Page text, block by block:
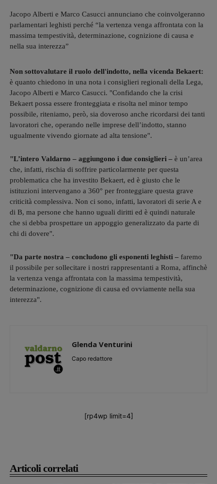
Articoli correlati
Jacopo Alberti e Marco Casucci annunciano che coinvolgeranno
parlamentari leghisti perché “la vertenza venga affrontata con la
massima tempestività, determinazione, cognizione di causa e
nella sua interezza”
Non sottovalutare il ruolo dell'indotto, nella vicenda Bekaert:
è quanto chiedono in una nota i consiglieri regionali della Lega,
Jacopo Alberti e Marco Casucci. "Confidando che la crisi
Bekaert possa essere fronteggiata e risolta nel minor tempo
possibile, riteniamo, però, sia doveroso anche ricordarsi dei tanti
lavoratori che, operando nelle imprese dell’indotto, stanno
ugualmente vivendo giornate ad alta tensione".
"L’intero Valdarno – aggiungono i due consiglieri – è un’area
che, infatti, rischia di soffrire particolarmente per questa
problematica che ha investito Bekaert, ed è giusto che le
istituzioni intervengano a 360° per fronteggiare questa grave
criticità complessiva. Non ci sono, infatti, lavoratori di serie A e
di B, ma persone che hanno uguali diritti ed è quindi naturale
che si debba prospettare un appoggio generalizzato da parte di
chi di dovere".
"Da parte nostra – concludono gli esponenti leghisti – faremo
il possibile per sollecitare i nostri rappresentanti a Roma, affinchè
la vertenza venga affrontata con la massima tempestività,
determinazione, cognizione di causa ed ovviamente nella sua
interezza".
Glenda Venturini
Capo redattore
[rp4wp limit=4]